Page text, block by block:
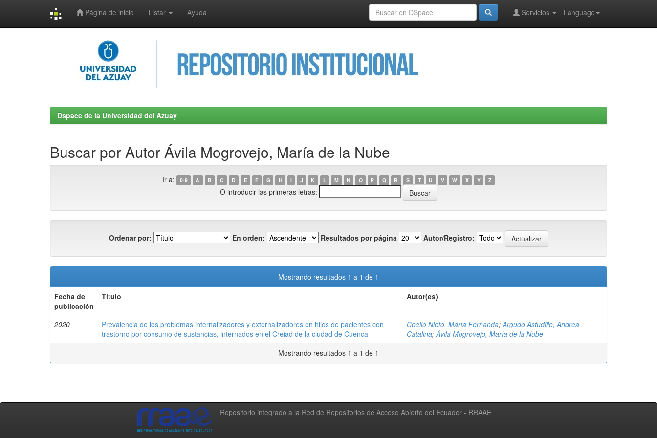
Página de inicio Listar Ayuda Language
Servicios
Dspace de la Universidad del Azuay
Buscar por Autor Ávila Mogrovejo, María de la Nube
Ir a: 0-9 A B C D E F G H I J K L M N O P Q R S T U V W X Y Z
O introducir las primeras letras:
Ordenar por: En orden: Resultados por página Autor/Registro:
Mostrando resultados 1 a 1 de 1
Fecha de
publicación
Título Autor(es)
2020
Prevalencia de los problemas internalizadores y externalizadores en hijos de pacientes con
trastorno por consumo de sustancias, internados en el Creiad de la ciudad de Cuenca
Coello Nieto, María Fernanda;Argudo Astudillo, Andrea
Catalina;Ávila Mogrovejo, María de la Nube
Mostrando resultados 1 a 1 de 1
Repositorio integrado a la Red de Repositorios de Acceso Abierto del Ecuador - RRAAE